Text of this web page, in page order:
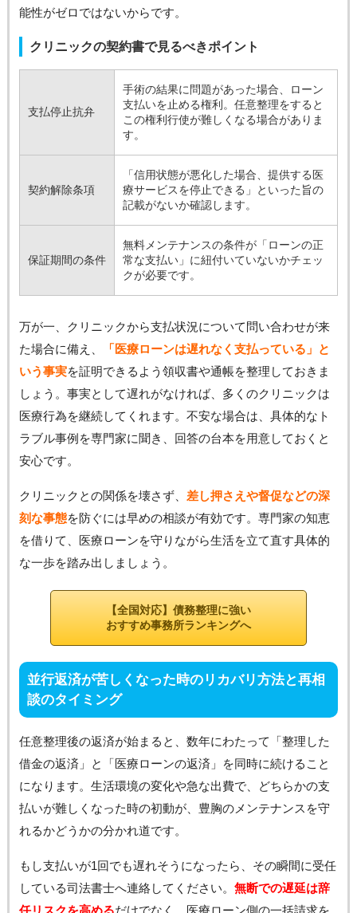
能性がゼロではないからです。
クリニックの契約書で見るべきポイント
支払停止抗弁
手術の結果に問題があった場合、ローン
支払いを止める権利。任意整理をすると
この権利行使が難しくなる場合がありま
す。
契約解除条項
「信用状態が悪化した場合、提供する医
療サービスを停止できる」といった旨の
記載がないか確認します。
保証期間の条件
無料メンテナンスの条件が「ローンの正
常な支払い」に紐付いていないかチェッ
クが必要です。
万が一、クリニックから支払状況について問い合わせが来
た場合に備え、
「医療ローンは遅れなく支払っている」と
いう事実を証明できるよう領収書や通帳を整理しておきま
しょう。事実として遅れがなければ、多くのクリニックは
医療行為を継続してくれます。不安な場合は、具体的なト
ラブル事例を専門家に聞き、回答の台本を用意しておくと
安心です。
クリニックとの関係を壊さず、 差し押さえや督促などの深
刻な事態を防ぐには早めの相談が有効です。専門家の知恵
を借りて、医療ローンを守りながら生活を立て直す具体的
な一歩を踏み出しましょう。
【全国対応】債務整理に強い
おすすめ事務所ランキングへ
並行返済が苦しくなった時のリカバリ方法と再相
談のタイミング
任意整理後の返済が始まると、数年にわたって「整理した
借金の返済」と「医療ローンの返済」を同時に続けること
になります。生活環境の変化や急な出費で、どちらかの支
払いが難しくなった時の初動が、豊胸のメンテナンスを守
れるかどうかの分かれ道です。
もし支払いが1回でも遅れそうになったら、その瞬間に受任
している司法書士へ連絡してください。 無断での遅延は辞
任リスクを高めるだけでなく、医療ローン側の一括請求を